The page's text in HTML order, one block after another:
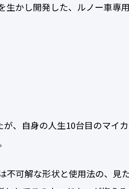
生かし開発した、ルノー車専
、自身の人生10台目のマイ
不可解な形状と使用法の、見